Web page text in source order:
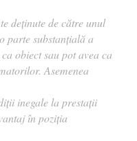
deținute de către unul
parte substanțială a
obiect sau pot avea ca
Asemenea
inegale la prestații
în poziția